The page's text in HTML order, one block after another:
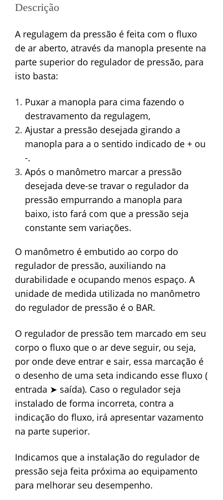
Descrição
A regulagem da pressão é feita com o fluxo
de ar aberto, através da manopla presente na
parte superior do regulador de pressão, para
isto basta:
Puxar a manopla para cima fazendo o
destravamento da regulagem,
Ajustar a pressão desejada girando a
manopla para a o sentido indicado de + ou
-.
Após o manômetro marcar a pressão
desejada deve-se travar o regulador da
pressão empurrando a manopla para
baixo, isto fará com que a pressão seja
constante sem variações.
O manômetro é embutido ao corpo do
regulador de pressão, auxiliando na
durabilidade e ocupando menos espaço. A
unidade de medida utilizada no manômetro
do regulador de pressão é o BAR.
O regulador de pressão tem marcado em seu
corpo o fluxo que o ar deve seguir, ou seja,
por onde deve entrar e sair, essa marcação é
o desenho de uma seta indicando esse fluxo (
entrada ➤ saída). Caso o regulador seja
instalado de forma incorreta, contra a
indicação do fluxo, irá apresentar vazamento
na parte superior.
Indicamos que a instalação do regulador de
pressão seja feita próxima ao equipamento
para melhorar seu desempenho.